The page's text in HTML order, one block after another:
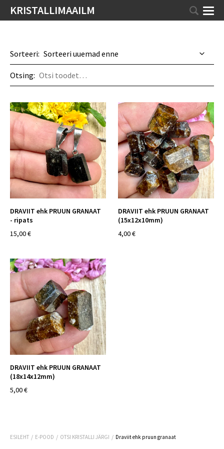
KRISTALLIMAAILM
Sorteeri:
Otsing:
DRAVIIT ehk PRUUN GRANAAT
- ripats
15,00 €
DRAVIIT ehk PRUUN GRANAAT
(15x12x10mm)
4,00 €
DRAVIIT ehk PRUUN GRANAAT
(18x14x12mm)
5,00 €
ESILEHT / E-POOD / OTSI KRISTALLI JÄRGI / Draviit ehk pruun granaat